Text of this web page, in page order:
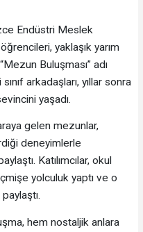
Endüstri Meslek
yaklaşık yarım
Buluşması” adı
arkadaşları, yıllar sonra
yaşadı.
gelen mezunlar,
deneyimlerle
Katılımcılar, okul
yolculuk yaptı ve o
hem nostaljik anlara